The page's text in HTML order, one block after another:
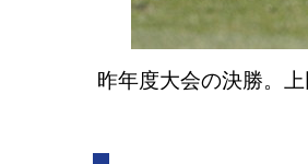
昨年度大会の決勝。